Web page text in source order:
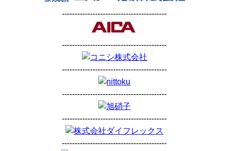
-----------------------------------------
-----------------------------------------
-----------------------------------------
-----------------------------------------
-----------------------------------------
-----------------------------------------